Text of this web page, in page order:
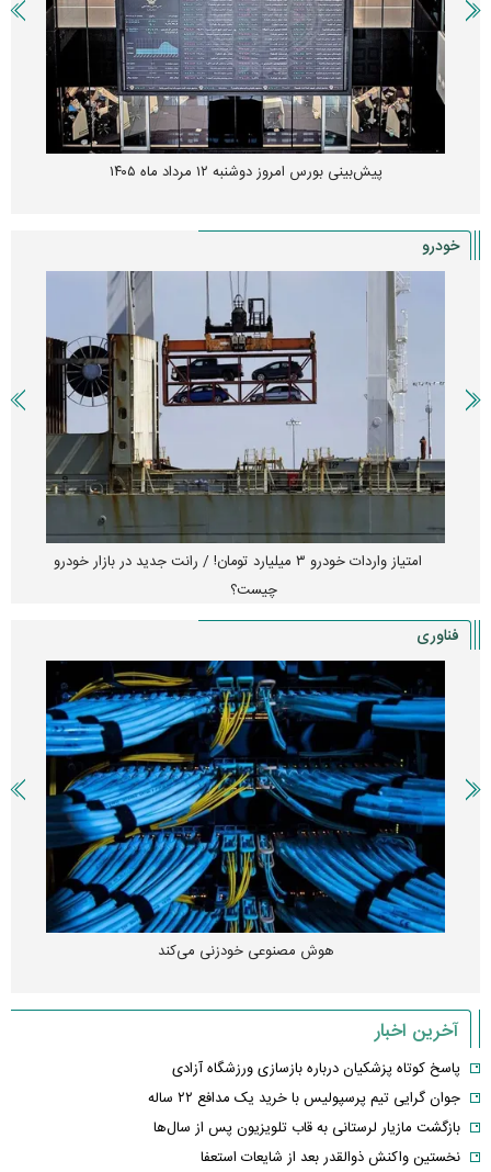
پیش‌بینی بورس امروز دوشنبه ۱۲ مرداد ماه ۱۴۰۵
خودرو
امتیاز واردات خودرو ۳ میلیارد تومان! / رانت جدید در بازار خودرو
چیست؟
فناوری
هوش مصنوعی خودزنی می‌کند
آخرین اخبار
پاسخ کوتاه پزشکیان درباره بازسازی ورزشگاه آزادی
جوان گرایی تیم پرسپولیس با خرید یک مدافع ۲۲ ساله
بازگشت مازیار لرستانی به قاب تلویزیون پس از سال‌ها
نخستین واکنش ذوالقدر بعد از شایعات استعفا